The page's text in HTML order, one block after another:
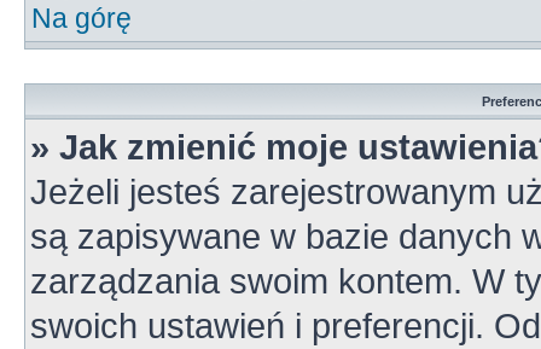
Na górę
» Jak zmienić moje
Jeżeli jesteś zarejestrowanym
są zapisywane w bazie danych
zarządzania swoim kontem. W
swoich ustawień i preferencji.